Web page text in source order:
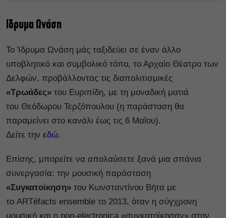
Ιδρυμα Ωνάση
Το Ίδρυμα Ωνάση μάς ταξιδεύει σε έναν άλλο
υποβλητικό και συμβολικό τόπο, το Αρχαίο Θέατρο των
Δελφών, προβάλλοντας τις διαπολιτισμικές
«Τρωάδες» του Ευριπίδη, με τη μοναδική ματιά
του Θεόδωρου Τερζόπουλου (η παράσταση θα
παραμείνει στο κανάλι έως τις 6 Μαΐου).
Δείτε την εδώ.
Επίσης, μπορείτε να απολαύσετε ξανά μια σπάνια
συνεργασία: την μουσική παράσταση
«Συγκατοίκηση» του Κωνσταντίνου Βήτα με
το ARTéfacts ensemble το 2013, όταν η σύγχρονη
μουσική και η pop-electronica «συγκατοίκησαν» στην